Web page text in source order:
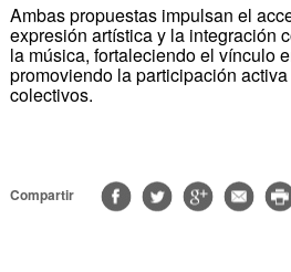
Ambas propuestas impulsan el
expresión artística y la integración
la música, fortaleciendo el vínculo
promoviendo la participación
colectivos.
Compartir